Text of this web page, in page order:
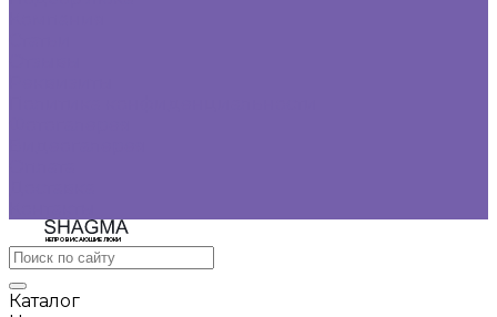
НЕПРОВИСАЮЩИЕ ЛЮКИ
Каталог